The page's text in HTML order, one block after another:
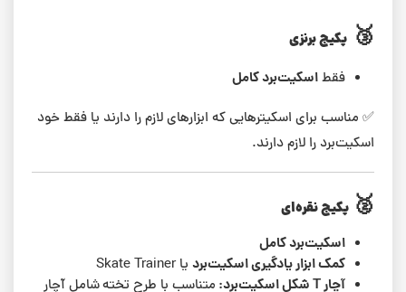
🥉 پکیج برنزی
فقطاسکیت‌برد کامل
✅ مناسب برای اسکیترهایی که ابزارهای لازم را دارند یا فقط خود
اسکیت‌برد را لازم دارند.
🥈 پکیج نقره‌ای
اسکیت‌برد کامل
کمک ابزار یادگیری اسکیت‌برد یا Skate Trainer
آچار T شکل اسکیت‌برد: متناسب با طرح تختهشامل آچار